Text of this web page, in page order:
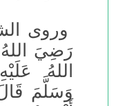
وروى
رَضِيَ
اللهُ
وَسَلَّمَ